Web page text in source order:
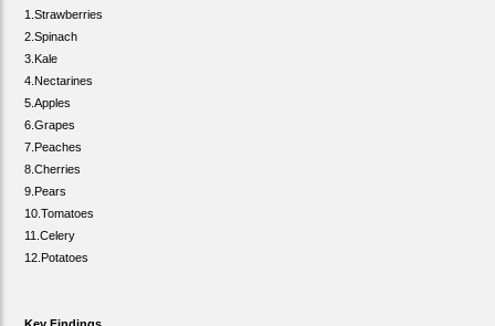
1.Strawberries
2.Spinach
3.Kale
4.Nectarines
5.Apples
6.Grapes
7.Peaches
8.Cherries
9.Pears
10.Tomatoes
11.Celery
12.Potatoes
Key Findings